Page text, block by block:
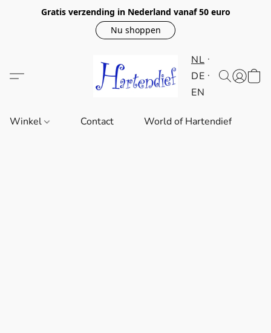
Gratis verzending in Nederland vanaf 50 euro
Nu shoppen
NL
DE
EN
Winkel Contact World of Hartendief